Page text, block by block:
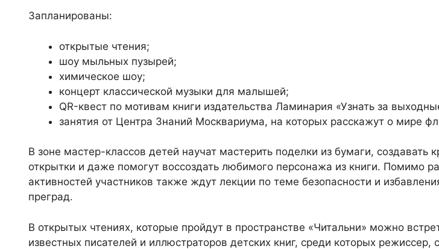
Запланированы:
открытые чтения;
шоу мыльных пузырей;
химическое шоу;
концерт классической музыки для малышей;
QR-квест по мотивам книги издательства Ламинария «Узнать за
занятия от Центра Знаний Москвариума, на которых расскажут о мире
В зоне мастер-классов детей научат мастерить поделки из бумаги, создавать
открытки и даже помогут воссоздать любимого персонажа из книги. Помимо
активностей участников также ждут лекции по теме безопасности и
преград.
В открытых чтениях, которые пройдут в пространстве «Читальни» можно
известных писателей и иллюстраторов детских книг, среди которых режиссер,